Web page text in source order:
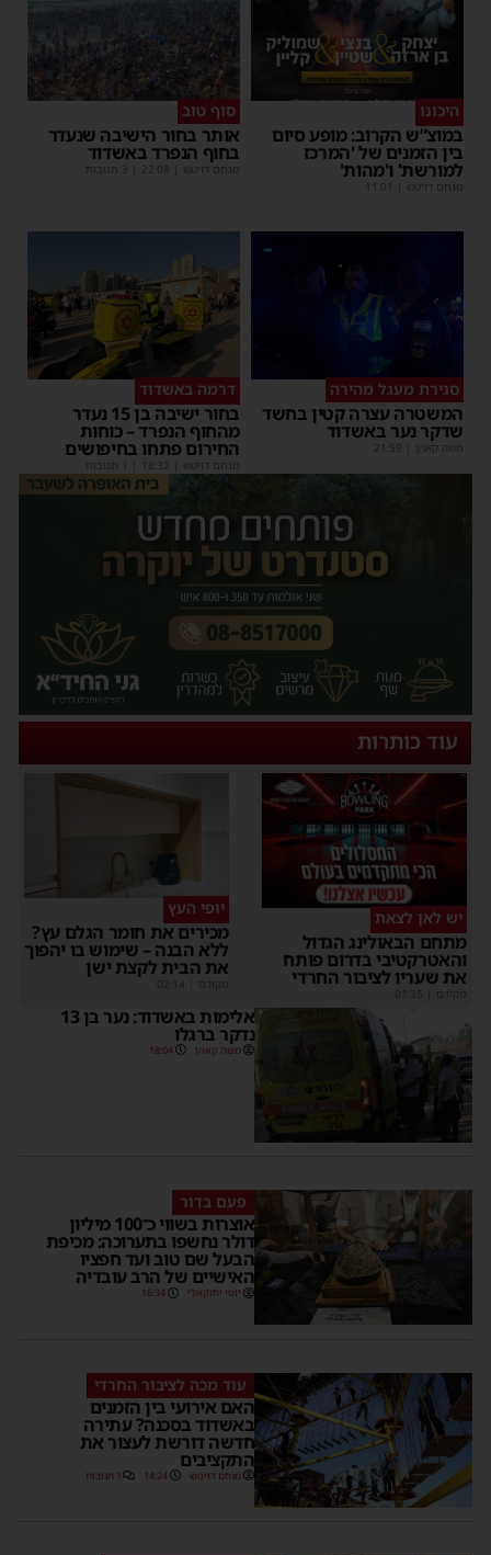
היכונו
במוצ”ש הקרוב: מופע סיום
בין הזמנים של 'המרכז
למורשת' ו'מהות'
מנחם דויטש 11:01
סוף טוב
אותר בחור הישיבה שנעדר
בחוף הנפרד באשדוד
מנחם דויטש 22:08
סגירת מעגל מהירה
המשטרה עצרה קטין בחשד
שדקר נער באשדוד
משה קאהן 21:59
דרמה באשדוד
בחור ישיבה בן 15 נעדר
מהחוף הנפרד – כוחות
החירום פתחו בחיפושים
מנחם דויטש 18:32
עוד כותרות
יש לאן לצאת
מתחם הבאולינג הגדול
והאטרקטיבי בדרום פותח
את שעריו לציבור החרדי
מקודם
יופי העץ
מכירים את חומר הגלם עץ?
ללא הבנה – שימוש בו יהפוך
את הבית לקצת ישן
מקודם
אלימות באשדוד: נער בן 13
נדקר ברגלו
משה קאהן 18:04
פעם בדור
אוצרות בשווי כ־100 מיליון
דולר נחשפו בתערוכה: מכיפת
הבעל שם טוב ועד חפציו
האישיים של הרב עובדיה
יוסי יחזקאלי 16:34
עוד מכה לציבור החרדי
האם אירועי בין הזמנים
באשדוד בסכנה? עתירה
חדשה דורשת לעצור את
התקציבים
מנחם דויטש 14:24 1 תגובות